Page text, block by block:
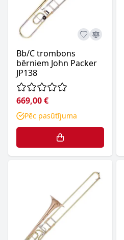
Bb/C trombons
bērniem John Packer
JP138
669,00 €
Pēc pasūtījuma